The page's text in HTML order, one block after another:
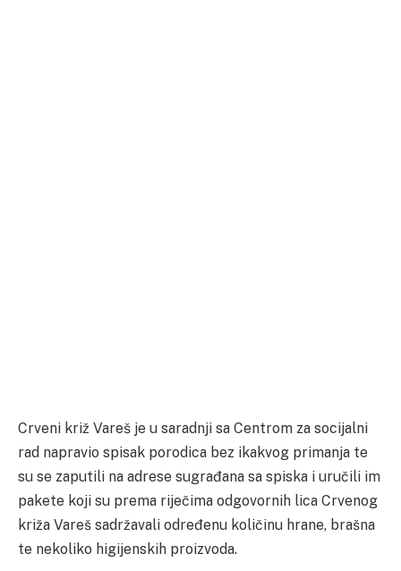
Crveni križ Vareš je u saradnji sa Centrom za socijalni
rad napravio spisak porodica bez ikakvog primanja te
su se zaputili na adrese sugrađana sa spiska i uručili im
pakete koji su prema riječima odgovornih lica Crvenog
križa Vareš sadržavali određenu količinu hrane, brašna
te nekoliko higijenskih proizvoda.